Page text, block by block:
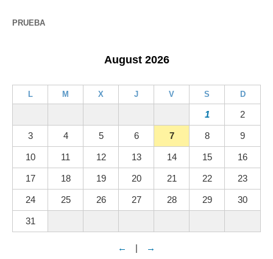
PRUEBA
August 2026
L M X J V S D
1 2
3 4 5 6 7 8 9
10 11 12 13 14 15 16
17 18 19 20 21 22 23
24 25 26 27 28 29 30
31
← | →